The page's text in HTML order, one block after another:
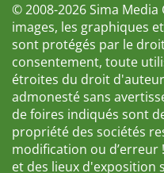
© 2008-2026 Sima
images, les graphiques
sont protégés par le
consentement, toute
étroites du droit
admonesté sans
de foires indiqués sont
propriété des sociétés
modification ou d’erreur
et des lieux d'exposition